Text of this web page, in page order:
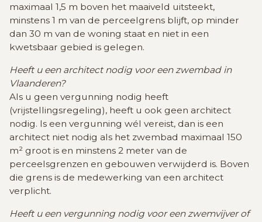
maximaal 1,5 m boven het maaiveld uitsteekt,
minstens 1 m van de perceelgrens blijft, op minder
dan 30 m van de woning staat en niet in een
kwetsbaar gebied is gelegen.
Heeft u een architect nodig voor een zwembad in
Vlaanderen?
Als u geen vergunning nodig heeft
(vrijstellingsregeling), heeft u ook geen architect
nodig. Is een vergunning wél vereist, dan is een
architect niet nodig als het zwembad maximaal 150
m² groot is en minstens 2 meter van de
perceelsgrenzen en gebouwen verwijderd is. Boven
die grens is de medewerking van een architect
verplicht.
Heeft u een vergunning nodig voor een zwemvijver of